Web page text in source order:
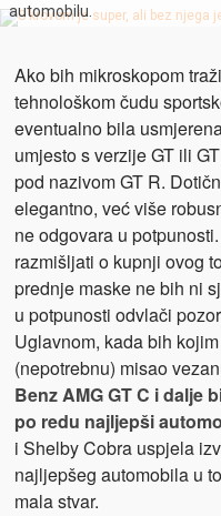
automobilu.
Ako bih mikroskopom
tehnološkom čudu
eventualno bila
umjesto s verzije GT ili
pod nazivom GT R.
elegantno, već više
ne odgovara u
razmišljati o kupnji ovog
prednje maske ne bih ni
u potpunosti odvlači
Uglavnom, kada bih
(nepotrebnu) misao
Benz AMG GT C i dalje
po redu najljepši
i Shelby Cobra uspjela
najljepšeg automobila u
mala stvar.